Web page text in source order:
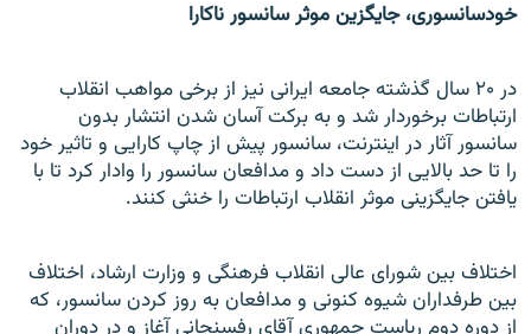
خودسانسوری، جايگزين موثر سانسور ناکارا
در ۲۰ سال گذشته جامعه ايرانی نيز از برخی مواهب انقلاب
ارتباطات برخوردار شد و به برکت آسان شدن انتشار بدون
سانسور آثار در اينترنت، سانسور پيش از چاپ کارایی و تاثير خود
را تا حد بالایی از دست داد و مدافعان سانسور را وادار کرد تا با
يافتن جايگزينی موثر انقلاب ارتباطات را خنثی کنند.
اختلاف بين شورای عالی انقلاب فرهنگی و وزارت ارشاد، اختلاف
بين طرفداران شيوه کنونی و مدافعان به روز کردن سانسور، که